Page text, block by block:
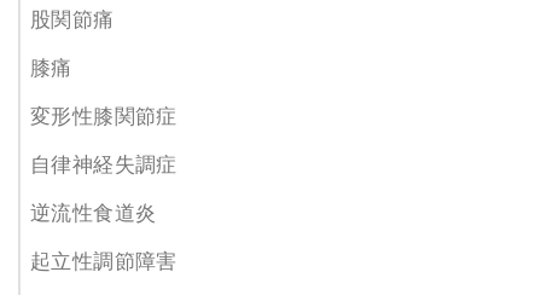
股関節痛
膝痛
変形性膝関節症
自律神経失調症
逆流性食道炎
起立性調節障害